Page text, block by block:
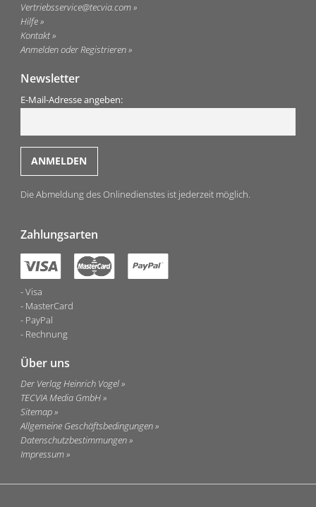
Vertriebsservice@tecvia.com
Hilfe
Kontakt
Anmelden oder Registrieren
Newsletter
E-Mail-Adresse angeben:
Die Abmeldung des Onlinedienstes ist jederzeit möglich.
Zahlungsarten
Visa
MasterCard
PayPal
Rechnung
Über uns
Der Verlag Heinrich Vogel
TECVIA Media GmbH
Sitemap
Allgemeine Geschäftsbedingungen
Datenschutzbestimmungen
Impressum